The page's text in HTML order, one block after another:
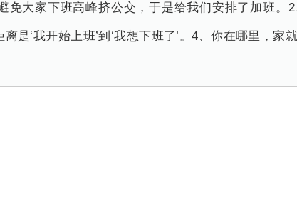
免大家下班高峰挤公交，于是给我们安排了加班。
是‘我开始上班’到‘我想下班了’。4、你在哪里，家